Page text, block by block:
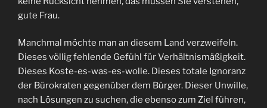
gute Frau.
Manchmal möchte man an diesem Land verzweifeln.
Dieses völlig fehlende Gefühl für Verhältnismäßigkeit.
Dieses Koste-es-was-es-wolle. Dieses totale Ignoranz
der Bürokraten gegenüber dem Bürger. Dieser Unwille,
nach Lösungen zu suchen, die ebenso zum Ziel führen,